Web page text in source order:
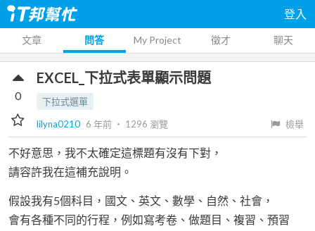
登入
文章 問答 My Project 徵才 聊天
EXCEL_下拉式表單顯示問題
下拉式選單
lilyna0210 6 年前 ‧ 1296 瀏覽 檢舉
0
不好意思，我不太確定這標題有沒有下對，
請容許我在這補充說明。
假設我有5個科目，國文、英文、數學、自然、社會，
會有各種不同的行程，例如寫考卷、做題目、複習、預習